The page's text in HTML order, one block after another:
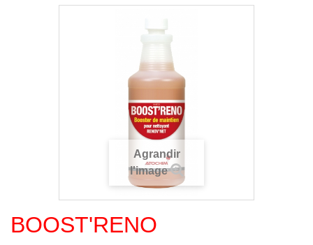
Agrandir
l'image
BOOST'RENO